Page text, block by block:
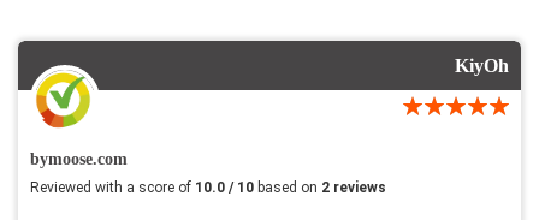
KiyOh
bymoose.com
Reviewed with a score of 10.0 / 10 based on 2 reviews